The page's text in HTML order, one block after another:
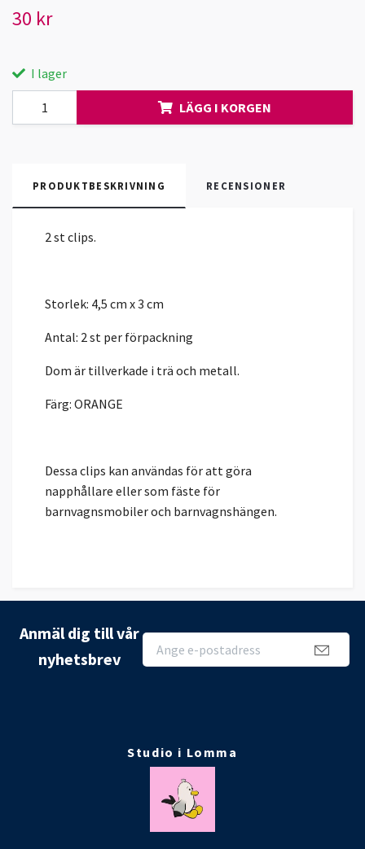
30 kr
I lager
LÄGG I KORGEN
PRODUKTBESKRIVNING RECENSIONER
2 st clips.
Storlek: 4,5 cm x 3 cm
Antal: 2 st per förpackning
Dom är tillverkade i trä och metall.
Färg: ORANGE
Dessa clips kan användas för att göra
napphållare eller som fäste för
barnvagnsmobiler och barnvagnshängen.
Anmäl dig till vår
nyhetsbrev
Studio i Lomma